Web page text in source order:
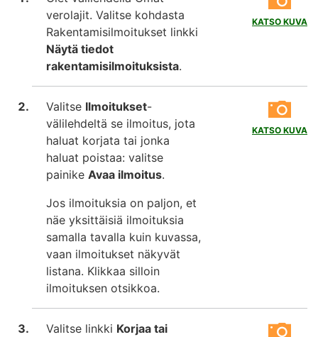
KATSO KUVA
verolajit. Valitse kohdasta
Rakentamisilmoitukset linkki
Näytä tiedot
rakentamisilmoituksista.
KATSO KUVA
Valitse Ilmoitukset-
välilehdeltä se ilmoitus, jota
haluat korjata tai jonka
haluat poistaa: valitse
painike Avaa ilmoitus.
Jos ilmoituksia on paljon, et
näe yksittäisiä ilmoituksia
samalla tavalla kuin kuvassa,
vaan ilmoitukset näkyvät
listana. Klikkaa silloin
ilmoituksen otsikkoa.
Valitse linkki Korjaa tai